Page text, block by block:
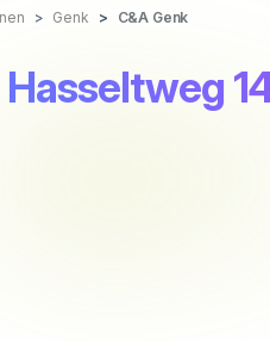
Genk C&A Genk
Hasseltweg